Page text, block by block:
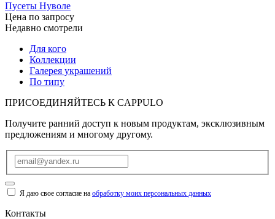
Пусеты Нуволе
Цена по запросу
Недавно смотрели
Для кого
Коллекции
Галерея украшений
По типу
ПРИСОЕДИНЯЙТЕСЬ К CAPPULO
Получите ранний доступ к новым продуктам, эксклюзивным
предложениям и многому другому.
Я даю свое согласие на обработку моих персональных данных
Контакты